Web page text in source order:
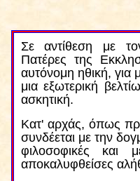
Σε αντίθεση με
Πατέρες της
αυτόνομη ηθική, για
μια εξωτερική
ασκητική.
Κατ' αρχάς, όπως
συνδέεται με την
φιλοσοφικές και
αποκαλυφθείσες